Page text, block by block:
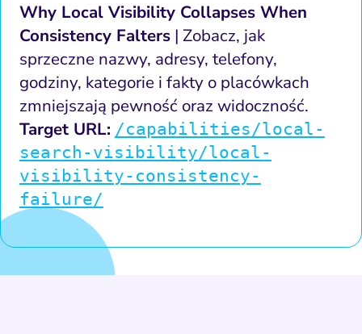
Why Local Visibility Collapses When
Consistency Falters| Zobacz, jak
sprzeczne nazwy, adresy, telefony,
godziny, kategorie i fakty o placówkach
zmniejszają pewność oraz widoczność.
Target URL: /capabilities/local-
search-visibility/local-
visibility-consistency-
failure/